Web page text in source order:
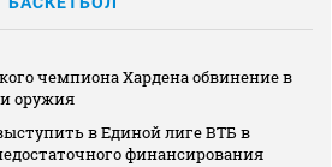
чемпиона Хардена обвинение в
оружия
в Единой лиге ВТБ в
финансирования